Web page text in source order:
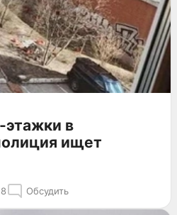
этажки в
ищет
8 Обсудить